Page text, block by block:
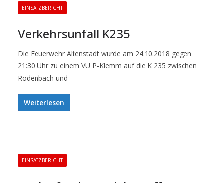
EINSATZBERICHT
Verkehrsunfall K235
Die Feuerwehr Altenstadt wurde am 24.10.2018 gegen
21:30 Uhr zu einem VU P-Klemm auf die K 235 zwischen
Rodenbach und
Weiterlesen
EINSATZBERICHT